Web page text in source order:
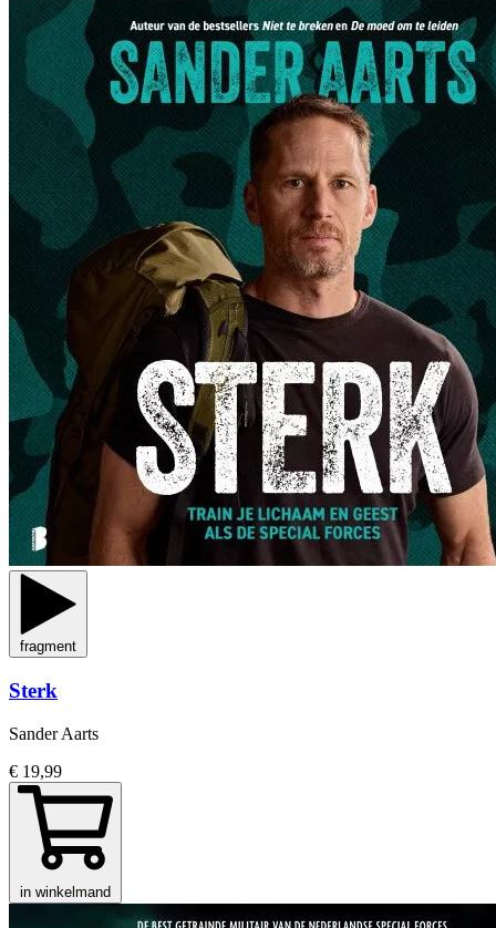
fragment
Sterk
Sander Aarts
€ 19,99
in winkelmand